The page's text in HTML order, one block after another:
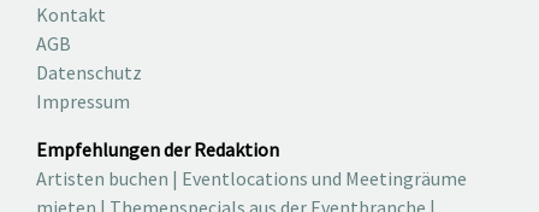
Kontakt
AGB
Datenschutz
Impressum
Empfehlungen der Redaktion
Artisten buchen | Eventlocations und Meetingräume
mieten | Themenspecials aus der Eventbranche |